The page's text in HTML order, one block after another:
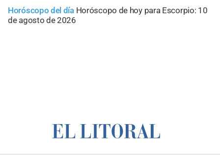
Horóscopo del día Horóscopo de hoy para Escorpio: 10
de agosto de 2026